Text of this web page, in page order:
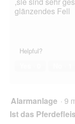
glänzendes Fell
Helpful?
Alarmanlage · 9
Ist das